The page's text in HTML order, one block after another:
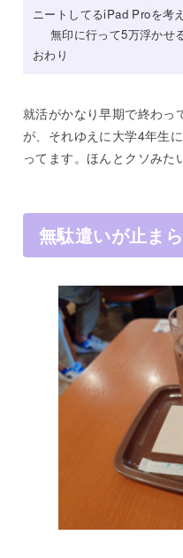
ニートしてるiPad Proを考
無印に行って5万浮かせ
おわり
就活がかなり早期で終わっ
が、それゆえに大学4年生
ってます。ほんとクソみた
無駄遣いが止ま